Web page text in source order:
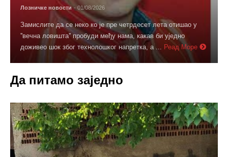
Лозничке новости - 01/08/2026
Замислите да се неко ко је пре четрдесет лета отишао у
''вечна ловишта'' пробуди међу нама, какав би уједно
доживео шок због технолошког напретка, а ... Реад Море
Да питамо заједно